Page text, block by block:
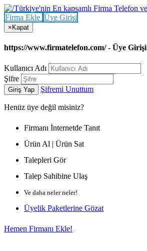
Firma Ekle Üye Girişi
× Kapat
https://www.firmatelefon.com/ - Üye Girişi
Kullanıcı Adı
Şifre
Giriş Yap Şifremi Unuttum
Henüz üye değil misiniz?
Firmanı İnternetde Tanıt
Ürün Al | Ürün Sat
Talepleri Gör
Talep Sahibine Ulaş
Ve daha neler neler!
Üyelik Paketlerine Gözat
Hemen Firmanı Ekle!